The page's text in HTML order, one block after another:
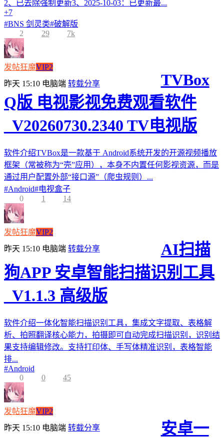
2、已去除强制更新3、2025-10-03：已更新最...
+7
#BNS 剑灵类#破解版
2
29 7k
发帖狂魔VIP2
昨天 15:10 电脑端 转载分享
TVBox
Q版 电视影视免费观看软件
_V20260730.2340 TV电视版
软件介绍TVBox是一款基于 Android系统开发的开源视频播放
框架（常被称为“壳”应用），本身不内置任何影视资源，而是
通过用户配置外部“接口源”（爬虫规则）...
#Android#电视盒子
0
1 14
发帖狂魔VIP2
昨天 15:10 电脑端 转载分享
AI扫描
狗APP 安卓智能扫描识别工具
_V1.1.3 高级版
软件介绍一体化智能扫描识别工具，集成文字提取、表格解
析、拍照翻译核心能力，拍摄即可自动完成扫描识别，识别结
果支持编辑修改。支持打印体、手写体精准识别，表格智能
排...
#Android
0
0 45
发帖狂魔VIP2
昨天 15:10 电脑端 转载分享
安卓一